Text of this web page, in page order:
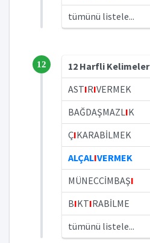
tümünü listele...
12
12 Harfli Kelimeler
ASTIRIVERMEK
BAĞDAŞMAZLIK
ÇIKARABİLMEK
ALÇALIVERMEK
MÜNECCİMBAŞI
BIKTIRABİLME
tümünü listele...